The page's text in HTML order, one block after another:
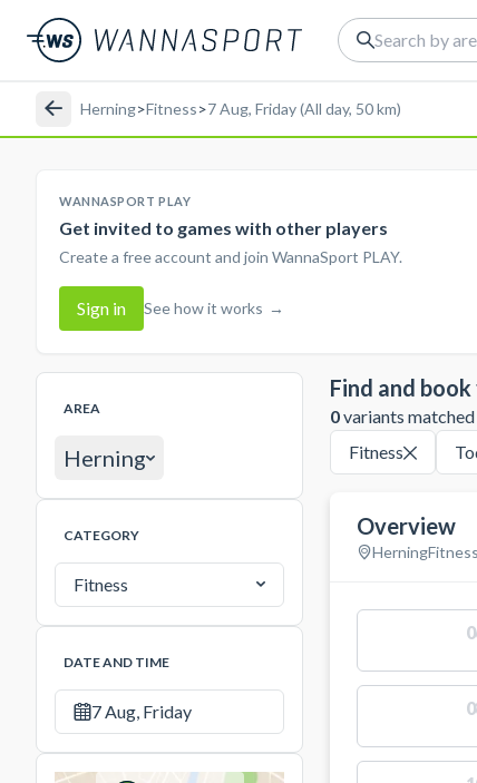
Herning>Fitness>7 Aug, Friday (All day, 50 km)
WANNASPORT PLAY
Get invited to games with other players
Create a free account and join WannaSport PLAY.
Sign in See how it works →
AREA
Herning
CATEGORY
Fitness
DATE AND TIME
7 Aug, Friday
Find and
0variants
Fitness
Overview
HerningFitness